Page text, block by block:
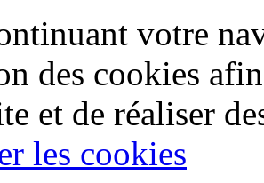
votre
des cookies
et de réaliser
les cookies